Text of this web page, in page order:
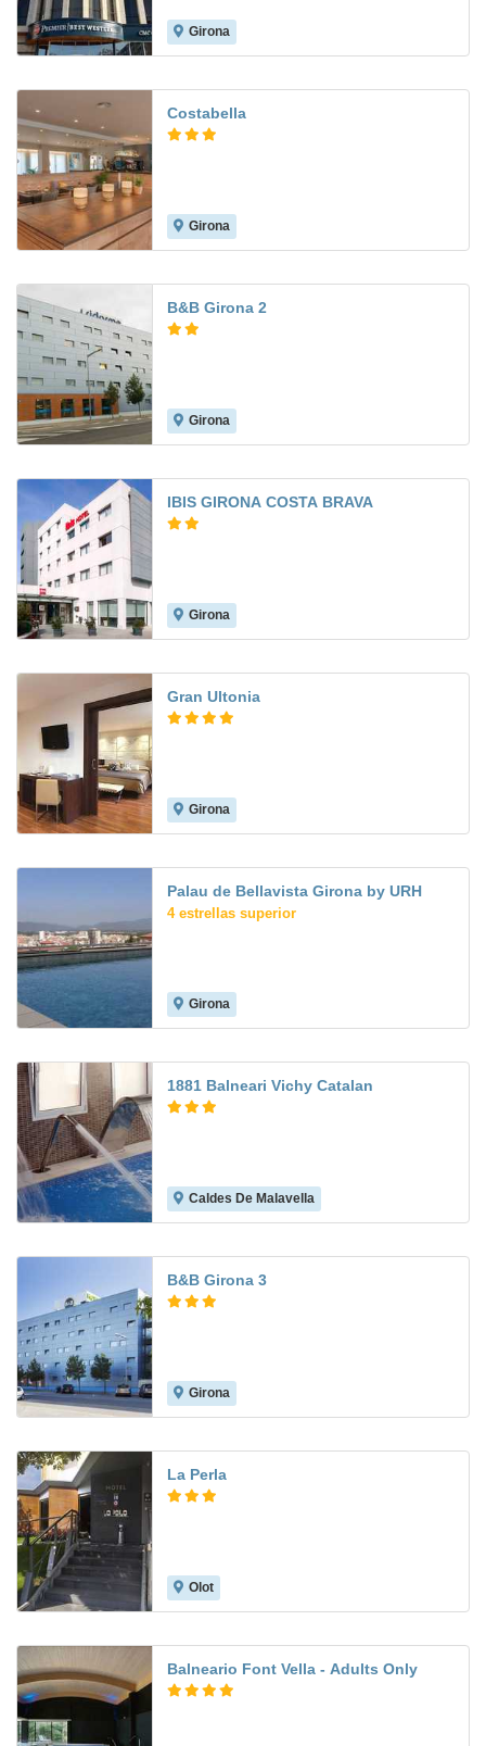
Girona
Costabella
Girona
B&B Girona 2
Girona
IBIS GIRONA COSTA BRAVA
Girona
Gran Ultonia
Girona
Palau de Bellavista Girona by URH
4 estrellas superior
Girona
1881 Balneari Vichy Catalan
Caldes De Malavella
B&B Girona 3
Girona
La Perla
Olot
Balneario Font Vella - Adults Only